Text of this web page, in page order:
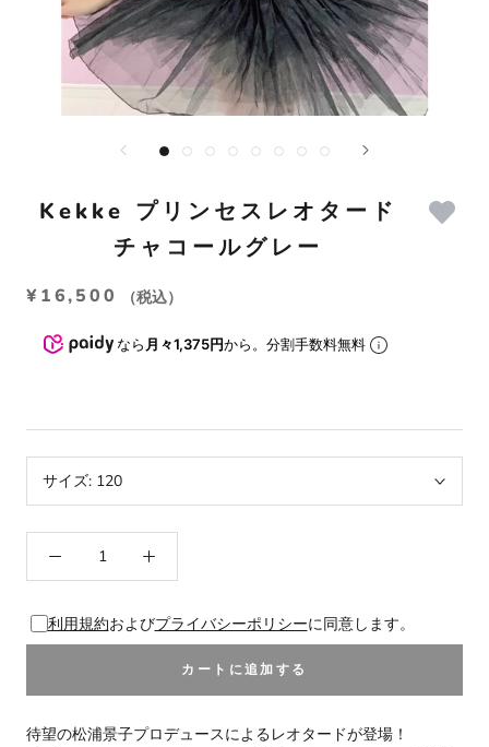
Kekke プリンセスレオタード
チャコールグレー
¥16,500 （税込）
なら 月々1,375円から。分割手数料無料
サイズ: 120
利用規約およびプライバシーポリシーに同意します。
カートに追加する
待望の松浦景子プロデュースによるレオタードが登場！